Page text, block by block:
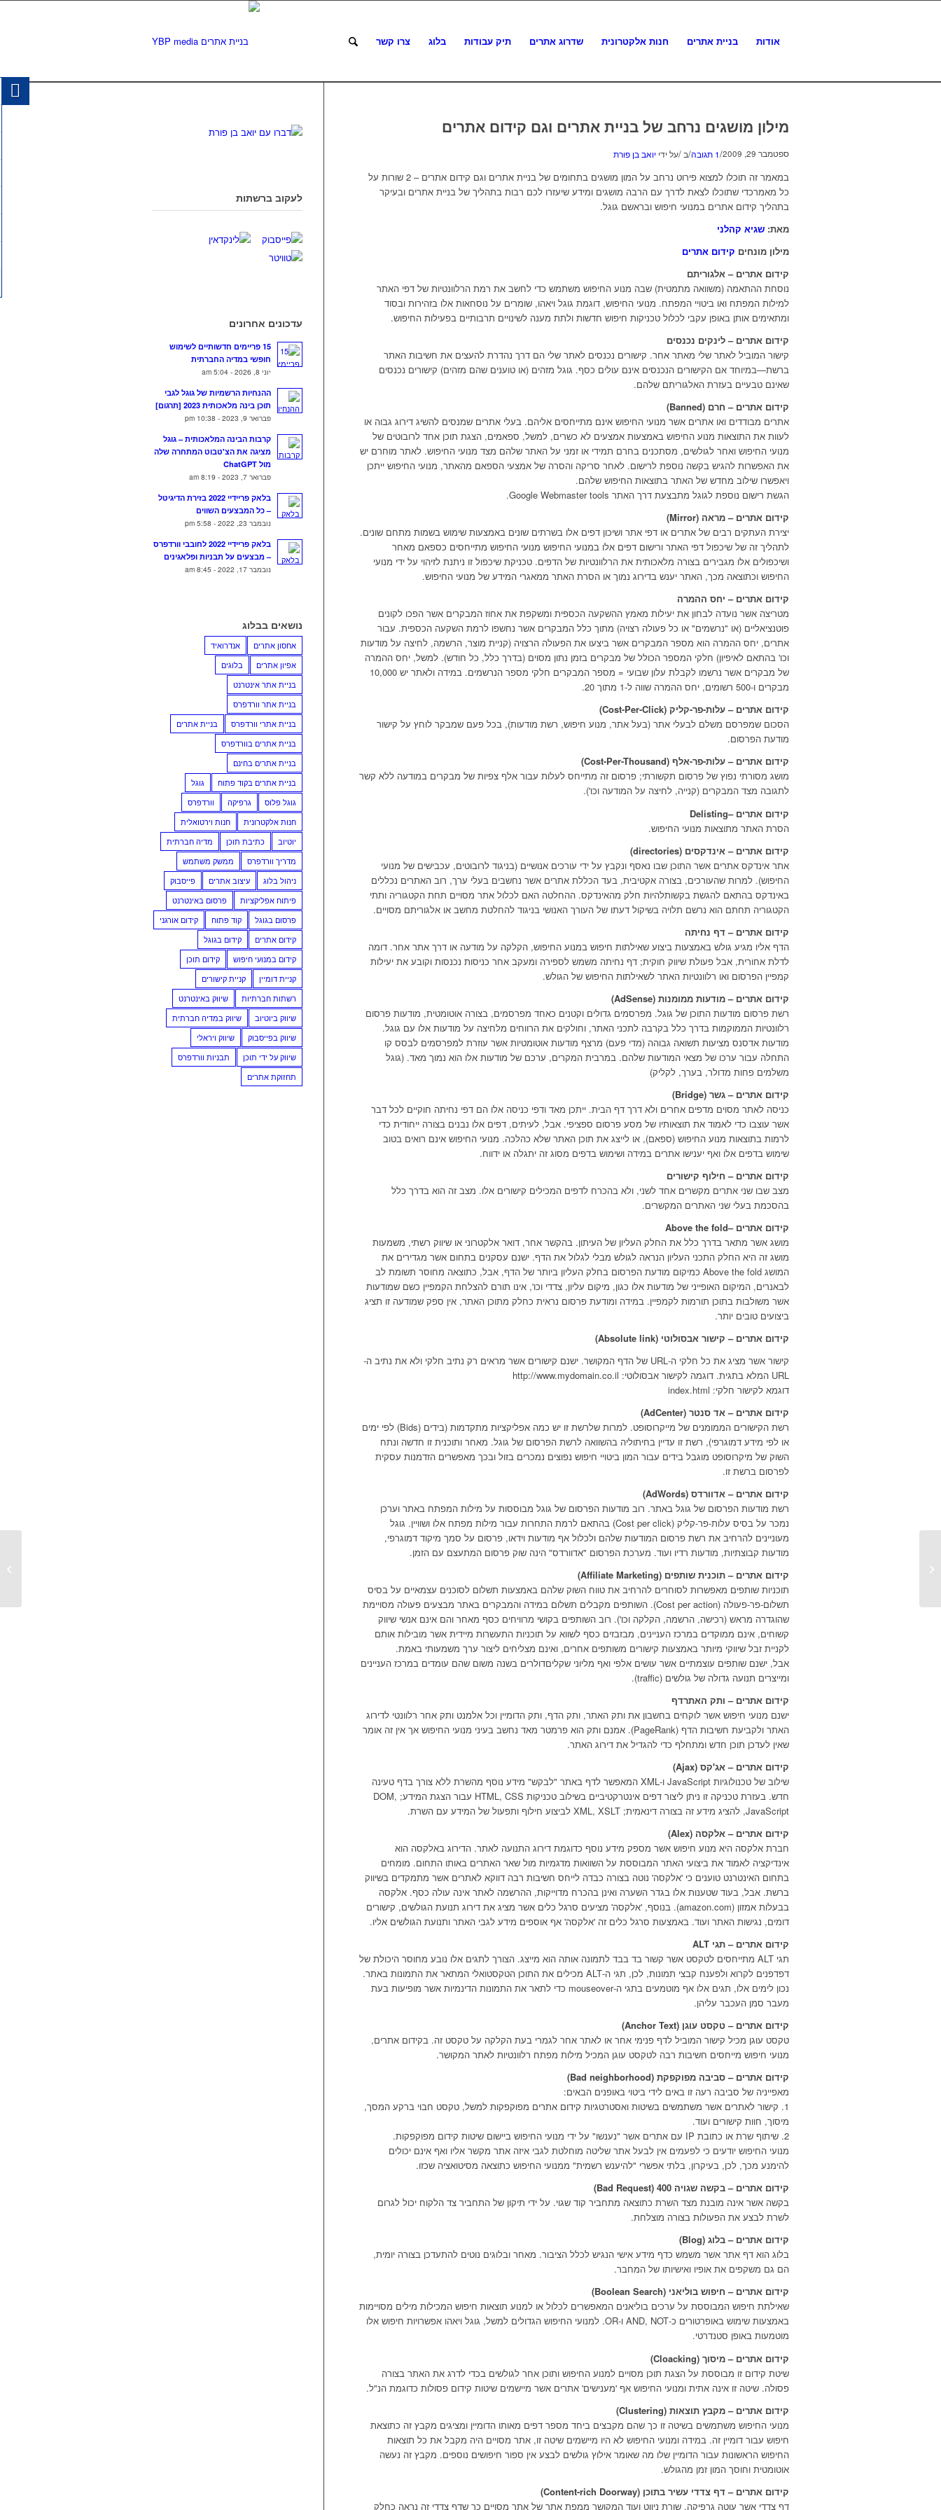
אודות בניית אתרים חנות אלקטרונית שדרוג אתרים תיק עבודות בלוג צרו קשר
מילון מושגים נרחב של בניית אתרים וגם קידום אתרים
ספטמבר 29, 2009 /1 תגובה /ב/על ידי יואב בן פורת
במאמר זה תוכלו למצוא פירוט נרחב על המון מושגים בתחומים של בניית אתרים וגם קידום אתרים – 2 שורות על
כל מאמרכדי שתוכלו לצאת לדרך עם הרבה מושגים ומידע שיעזרו לכם רבות בתהליך של בניית אתרים ובעיקר
בתהליך קידום אתרים במנועי חיפוש ובראשם גוגל.
מאת: שגיא קהלני
מילון מונחים קידום אתרים
קידום אתרים – אלגוריתם
נוסחת ההתאמה (משוואה מתמטית) שבה מנוע החיפוש משתמש כדי לחשב את רמת הרלוונטיות של דפי האתר
למילות המפתח ואו ביטויי המפתח. מנועי החיפוש, דוגמת גוגל ויאהו, שומרים על נוסחאות אלו בזהירות ובסוד
ומתאימים אותן באופן עקבי לכלול טכניקות חיפוש חדשות ולתת מענה לשינויים תרבותיים בפעילות החיפוש.
קידום אתרים – לינקים נכנסים
קישור המוביל לאתר שלי מאתר אחר. קישורים נכנסים לאתר שלי הם דרך נהדרת להעצים את חשיבות האתר
ברשת—במיוחד אם הקישורים הנכנסים אינם עולים כסף. גוגל מזהים (או טוענים שהם מזהים) קישורים נכנסים
שאינם טבעיים בעזרת האלגוריתם שלהם.
קידום אתרים – חרם (Banned)
אתרים מבודדים ואו אתרים אשר מנועי החיפוש אינם מתייחסים אליהם. בעלי אתרים שמנסים להשיג דירוג גבוה או
לעוות את התוצאות מנוע החיפוש באמצעות אמצעים לא כשרים, למשל, ספאמים, הצגת תוכן אחד לרובוטים של
מנועי החיפוש ואחר לגולשים, מסתכנים בחרם תמידי או זמני על האתר שלהם מצד מנועי החיפוש. לאתר מוחרם יש
את האפשרות להגיש בקשה נוספת לרישום. לאחר סריקה והסרה של אמצעי הספאם מהאתר, מנועי החיפוש ייתכן
ויאפשרו שילוב מחדש של האתר בתוצאות החיפוש שלהם.
הגשת רישום נוספת לגוגל מתבצעת דרך האתר Google Webmaster tools.
קידום אתרים – מראה (Mirror)
יצירת העתקים רבים של אתרים או דפי אתר ושיכון דפים אלו בשרתים שונים באמצעות שימוש בשמות מתחם שונים.
לתהליך זה של שיכפול דפי האתר ורישום דפים אלו במנועי החיפוש מנועי החיפוש מתייחסים כספאם מאחר
ושיכפולים אלו מגבירים בצורה מלאכותית את הרלוונטיות של הדפים. טכניקת שיכפול זו ניתנת לזיהוי על ידי מנועי
החיפוש וכתוצאה מכך, האתר יענש בדירוג נמוך או הסרת האתר ממאגרי המידע של מנועי החיפוש.
קידום אתרים – יחס ההמרה
מטריצה אשר נועדה לבחון את יעילות מאמץ ההשקעה הכספית ומשקפת את אחוז המבקרים אשר הפכו לקונים
פוטנציאליים (או "נרשמים" או כל פעולה רצויה) מתוך כלל המבקרים אשר נחשפו לרמת השקעה הכספית. עבור
אתרים, יחס ההמרה הוא מספר המבקרים אשר ביצעו את הפעולה הרצויה (קניית מוצר, הרשמה, לחיצה על מודעות
וכו' בהתאם לאיפיון) חלקי המספר הכולל של מבקרים בזמן נתון מסוים (בדרך כלל, כל חודש). למשל, יחס ההמרה
של מבקרים אשר נרשמו לקבלת עלון שבועי = מספר המבקרים חלקי מספר הנרשמים. במידה ולאתר יש 10,000
מבקרים ו-500 רשומים, יחס ההמרה שווה ל-1 מתוך 20.
קידום אתרים – עלות-פר-קליק (Cost-Per-Click)
הסכום שמפרסם משלם לבעלי אתר (בעל אתר, מנוע חיפוש, רשת מודעות), בכל פעם שמבקר לוחץ על קישור
מודעת הפרסום.
קידום אתרים – עלות-פר-אלף (Cost-Per-Thousand)
מושג מסורתי נפוץ של פרסום תקשורתי; פרסום זה מתייחס לעלות עבור אלף צפיות של מבקרים במודעה ללא קשר
לתגובה מצד המבקרים (קנייה, לחיצה על המודעה וכו').
קידום אתרים –Delisting
הסרת האתר מתוצאות מנועי החיפוש.
קידום אתרים – אינדקסים (directories)
אתר אינדקס אתרים אשר התוכן שבו נאסף ונקבץ על ידי עורכים אנושיים (בניגוד לרובוטים, עכבישים של מנועי
החיפוש). למרות שהעורכים, בצורה אקטיבית, בעד הכללת אתרים אשר נחשבים בעלי ערך, רוב האתרים נכללים
באינדקס בהתאם להגשת בקשותלהיות חלק מהאינדקס. ההחלטה האם לכלול אתר מסויים תחת הקטגוריה ותתי
הקטגוריה תחתם הוא נרשם תלויה בשיקול דעתו של העורך האנושי בניגוד להחלטת מחשב או אלגוריתם מסויים.
קידום אתרים – דף נחיתה
הדף אליו מגיע גולש באמצעות ביצוע שאילתות חיפוש במנוע החיפוש, הקלקה על מודעה או דרך אתר אחר. דומה
לדלת אחורית, אבל פעולת שיווק חוקית; דף נחיתה משמש לספירה ומעקב אחר כניסות נכנסות וקובע את יעילות
קמפיין הפרסום ואו רלוונטיות האתר לשאילתות החיפוש של הגולש.
קידום אתרים – מודעות ממומנות (AdSense)
רשת פרסום מודעות התוכן של גוגל. מפרסמים גדולים וקטנים כאחד מפרסמים, בצורה אוטומטית, מודעות פרסום
רלוונטיות הממוקמות בדרך כלל בקרבה לתכני האתר, וחולקים את הרווחים מלחיצה על מודעות אלו עם גוגל.
מודעות אדסנס מציעות תשואה גבוהה (מדי פעם) מרצף מודעות אוטומטיות אשר עוזרת למפרסמים לבסס קו
התחלה עבור ערכו של מצאי המודעות שלהם. במרבית המקרים, ערכם של מודעות אלו הוא נמוך מאד. (גוגל
משלמים פחות מדולר, בערך, לקליק)
קידום אתרים – גשר (Bridge)
כניסה לאתר מסוים מדפים אחרים ולא דרך דף הבית. ייתכן מאד ודפי כניסה אלו הם דפי נחיתה חוקיים לכל דבר
אשר עוצבו כדי לאמוד את תוצאותיו של מסע פרסום ספציפי. אבל, לעיתים, דפים אלו נבנים בצורה ייחודית כדי
לרמות בתוצאות מנוע החיפוש (ספאם), או לייצג את תוכן האתר שלא כהלכה. מנועי החיפוש אינם רואים בטוב
שימוש בדפים אלו ואף יענישו אתרים במידה ושימוש בדפים מסוג זה יתגלה או ידווח.
קידום אתרים – חילוף קישורים
מצב שבו שני אתרים מקשרים אחד לשני, ולא בהכרח לדפים המכילים קישורים אלו. מצב זה הוא בדרך כלל
בהסכמת בעלי שני האתרים המקשרים.
קידום אתרים –Above the fold
מושג אשר מתאר בדרך כלל את החלק העליון של העיתון. בהקשר אחר, דואר אלקטרוני או שיווק רשתי, משמעות
מושג זה היא החלק התכני העליון הנראה לגולש מבלי לגלול את הדף. ישנם עסקנים בתחום אשר מגדירים את
המושג Above the fold כמיקום מודעת הפרסום בחלק העליון ביותר של הדף, אבל, כתוצאה מחוסר תשומת לב
לבאנרים, המיקום האופייני של מודעות אלו כגון, מיקום עליון, צדדי וכו', אינו תורם להצלחת הקמפיין כשם שמודעות
אשר משולבות בתוכן תורמות לקמפיין. במידה ומודעת פרסום נראית כחלק מתוכן האתר, אין ספק שמודעה זו תציג
ביצועים טובים יותר.
קידום אתרים – קישור אבסולוטי (Absolute link)
קישור אשר מציג את כל חלקי ה-URL של הדף המקושר. ישנם קישורים אשר מראים רק נתיב חלקי ולא את נתיב ה-
URL המלא בתגית. דוגמה לקישור אבסולוטי: http://www.mydomain.co.il
דוגמא לקישור חלקי: index.html
קידום אתרים – אד סנטר (AdCenter)
רשת הקישורים הממומנים של מייקרוסופט. למרות שלרשת זו יש כמה אפליקציות מתקדמות (בידים (Bids) לפי ימים
או לפי מידע דמוגרפי), רשת זו עדיין בחיתוליה בהשוואה לרשת הפרסום של גוגל. מאחר ותוכנית זו חדשה ונתח
השוק של מיקרוסופט מוגבל בידים עבור המון ביטויי חיפוש נפוצים נמכרים בזול ובכך מאפשרים הזדמנות עסקית
לפרסום ברשת זו.
קידום אתרים – אדוורדס (AdWords)
רשת מודעות הפרסום של גוגל באתר. רוב מודעות הפרסום של גוגל מבוססות על מילות המפתח באתר וערכן
נמכר על בסיס עלות-פר-קליק (Cost per click) בהתאם לרמת התחרות עבור מילות מפתח אלו ושוויין. גוגל
מעוניינים להרחיב את רשת פרסום המודעות שלהם ולכלול אף מודעות וידאו, פרסום על סמך מיקוד דמוגרפי,
מודעות קבוצתיות, מודעות רדיו ועוד. מערכת הפרסום "אדוורדס" הינה שוק פרסום המתעצם עם הזמן.
קידום אתרים – תוכנית שותפים (Affiliate Marketing)
תוכניות שותפים מאפשרות לסוחרים להרחיב את טווח השוק שלהם באמצעות תשלום לסוכנים עצמאיים על בסיס
תשלום-פר-פעולה (Cost per action). השותפים מקבלים תשלום במידה והמבקרים באתר מבצעים פעולה מסויימת
שהוגדרה מראש (רכישה, הרשמה, הקלקה וכו'). רוב השותפים בקושי מרוויחים כסף מאחר והם אינם אנשי שיווק
קשוחים, אינם ממוקדים במרכז העניינים, מבזבזים כסף לשווא על תוכניות התעשרות מיידית אשר מובילות אותם
לקניית זבל שיווקי מיותר באמצעות קישורים משותפים אחרים, ואינם מצליחים ליצור ערך משמעותי באמת.
אבל, ישנם שותפים עוצמתיים אשר עושים אלפי ואף מליוני שקליםדולרים בשנה משום שהם עומדים במרכז העניינים
ומייצרים תנועה גדולה של גולשים (traffic).
קידום אתרים – ותק האתרדף
ישנם מנועי חיפוש אשר לוקחים בחשבון את ותק האתר, ותק הדף, ותק הדומיין וכל אלמנט ותק אחר רלוונטי לדירוג
האתר ולקביעת חשיבות הדף (PageRank). אמנם ותק הוא פרמטר מאד נחשב בעיני מנועי החיפוש אך אין זה אומר
שאין לעדכן תוכן חדש ומתחלף כדי להגדיל את דירוג האתר.
קידום אתרים – אג'קס (Ajax)
שילוב של טכנולוגיות JavaScript ו-XML המאפשר לדף באתר "לבקש" מידע נוסף מהשרת ללא צורך בדף טעינה
חדש. בעזרת טכניקה זו ניתן ליצור דפים אינטרקטיביים בשילוב טכניקות HTML, CSS עבור הצגת המידע; DOM,
JavaScript, להציג מידע זה בצורה דינאמית; XML, XSLT לביצוע חילוף ותפעול של המידע עם השרת.
קידום אתרים – אלקסה (Alex)
חברת אלקסה היא מנוע חיפוש אשר מספק מידע נוסף כדוגמת דירוג התנועה לאתר. הדירוג באלקסה הוא
אינדיקציה לאמוד את ביצועי האתר המבוססת על השוואות מדגמיות מול שאר האתרים באותו התחום. מומחים
בתחום האינטרנט טוענים כי 'אלקסה' נוטה בצורה כבדה לייחס חשיבות רבה דווקא לאתרים אשר מתמקדים בשיווק
ברשת. אבל, בעוד שטענות אלו בגדר השערה ואינן בהכרח מדוייקות, ההרשמה לאתר אינה עולה כסף. אלקסה
בבעלות אמזון (amazon.com). בנוסף, 'אלקסה' מציעים סרגל כלים אשר מציג את דירוג תנועת הגולשים, קישורים
דומים, נגישות האתר ועוד. באמצעות סרגל כלים זה 'אלקסה' אף אוספים מידע לגבי האתר ותנועת הגולשים אליו.
קידום אתרים – תגי ALT
תגי ALT מתייחסים לטקסט אשר קשור בד בבד לתמונה אותה הוא מייצג. הצורך לתגים אלו נובע מחוסר היכולת של
דפדפנים לקרוא ולפענח קבצי תמונות, לכן, תגי ה-ALT מכילים את התוכן הטקסטואלי המתאר את התמונות באתר.
נכון לימים אלו, תגים אלו אף מוטמעים בתגי ה-mouseover כדי לתאר את התמונות הדינמיות אשר מופיעות בעת
מעבר סמן העכבר עליהן.
קידום אתרים – טקסט עוגן (Anchor Text)
טקסט עוגן מכיל קישור המוביל לדף פנימי אחר או לאתר אחר לגמרי בעת הקלקה על טקסט זה. בקידום אתרים,
מנועי חיפוש מייחסים חשיבות רבה לטקסט עוגן המכיל מילות מפתח רלוונטיות לאתר המקושר.
קידום אתרים – סביבה מפוקפקת (Bad neighborhood)
מאפייניה של סביבה רעה זו באים לידי ביטוי באופנים הבאים:
1. קישור לאתרים אשר משתמשים בשיטות ואסטרטגיות קידום אתרים מפוקפקות למשל, טקסט חבוי ברקע המסך,
מיסוך, חוות קישורים ועוד.
2. שיתוף שרת או כתובת IP עם אתרים אשר "נענשו" על ידי מנועי החיפוש ביישום שיטות קידום מפוקפקות.
מנועי החיפוש יודעים כי לפעמים אין לבעל אתר שליטה מוחלטת לגבי איזה אתר מקשר אליו ואף אינם יכולים
להימנע מכך, לכן, בעיקרון, בלתי אפשרי "להיענש רשמית" ממנועי החיפוש כתוצאה מסיטואציה שכזו.
קידום אתרים – בקשה שגויה 400 (Bad Request)
בקשה אשר אינה מובנת מצד השרת כתוצאה מתחביר קוד שגוי. על ידי תיקון של התחביר צד הלקוח יכול לגרום
לשרת לבצע את הפעולות בצורה מוצלחת.
קידום אתרים – בלוג (Blog)
בלוג הוא דף אתר אשר משמש כדף מידע אישי הנגיש לכלל הציבור. מאחר ובלוגים נוטים להתעדכן בצורה יומית,
הם גם משקפים את אופיו ואישיותו של המחבר.
קידום אתרים – חיפוש בוליאני (Boolean Search)
שאילתת חיפוש המבוססת על ערכים בוליאנים המאפשרים לכלול או למנוע תוצאות חיפוש המכילות מילים מסויימות
באמצעות שימוש באופרטורים כ-AND, NOT ו-OR. למנועי החיפוש הגדולים למשל, גוגל ויאהו אפשרויות חיפוש אלו
מוטמעות באופן סטנדרטי.
קידום אתרים – מיסוך (Cloacking)
שיטת קידום זו מבוססת על הצגת תוכן מסויים למנוע החיפוש ותוכן אחר לגולשים בכדי לדרג את האתר בצורה
פסולה. שיטה זו אינה אתית ומנועי החיפוש אף 'מענישים' אתרים אשר מיישמים שיטות קידום פסולות כדוגמת הנ"ל.
קידום אתרים – מקבץ תוצאות (Clustering)
מנועי החיפוש משתמשים בשיטה זו כך שהם מקבצים ביחד מספר דפים מאותו הדומיין ומציגים מקבץ זה כתוצאת
חיפוש עבור דומיין זה. במידה ומנועי החיפוש לא היו מיישמים שיטה זו, אתר מסויים היה מקבל את כל תוצאות
החיפוש הראשונות עבור הדומיין שלו מה שאומר אילוץ גולשים לבצע אין ספור חיפושים נוספים. מקבץ זה נעשה
אוטומטית וחוסך המון זמן מהגולש.
קידום אתרים – דף צדדי עשיר בתוכן (Content-rich Doorway)
דף צדדי אשר עוטה גרפיקה, שורת ניווט ועוד המקושר ממפת אתר של אתר מסויים כך שדף צדדי זה נראה כחלק
לעקוב ברשתות
עדכונים אחרונים
15 פריימים חדשותיים לשימוש
חופשי במדיה החברתית
יוני 8, 2026 - 5:04 am
ההנחיות הרשמיות של גוגל לגבי
תוכן בינה מלאכותית 2023 [תרגום]
פברואר 9, 2023 - 10:38 pm
קרבות הבינה המלאכותית – גוגל
מציגה את הצ'טבוט המתחרה שלה
מול ChatGPT
פברואר 7, 2023 - 8:19 am
בלאק פריידיי 2022 בזירת הדיגיטל
– כל המבצעים השווים
נובמבר 23, 2022 - 5:58 pm
בלאק פריידיי 2022 לחובבי וורדפרס
– מבצעים על תבניות ופלאגינים
נובמבר 17, 2022 - 8:45 am
נושאים בבלוג
אחסון אתרים
אנדרואיד
אפיון אתרים
בלוגים
בניית אתר אינטרנט
בניית אתר וורדפרס
בניית אתרי וורדפרס
בניית אתרים
בניית אתרים בוורדפרס
בניית אתרים בחינם
בניית אתרים בקוד פתוח
גוגל
גוגל פלוס
גרפיקה
וורדפרס
חנות אלקטרונית
חנות וירטואלית
יוטיוב
כתיבת תוכן
מדיה חברתית
מדריך וורדפרס
ממשק משתמש
ניהול בלוג
עיצוב אתרים
פייסבוק
פיתוח אפליקציות
פרסום באינטרנט
פרסום בגוגל
קוד פתוח
קידום אורגני
קידום אתרים
קידום בגוגל
קידום במנועי חיפוש
קידום תוכן
קניית דומיין
קניית קישורים
רשתות חברתיות
שיווק באינטרנט
שיווק ביוטיוב
שיווק במדיה חברתית
שיווק בפייסבוק
שיווק ויראלי
שיווק על ידי תוכן
תבניות וורדפרס
תחזוקת אתרים
קצת על web 2.0